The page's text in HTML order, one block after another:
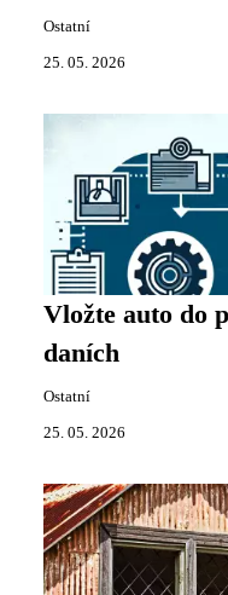
Ostatní
25. 05. 2026
Vložte auto do
daních
Ostatní
25. 05. 2026